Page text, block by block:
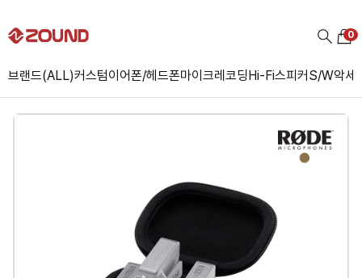
브랜드(ALL)커스텀이어폰/헤드폰마이크레코딩Hi-Fi스피커S/W악세
0